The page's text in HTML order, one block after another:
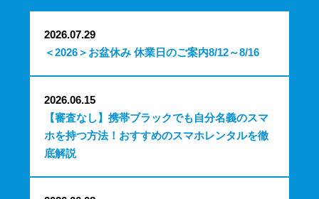
2026.07.29
＜2026＞お盆休み 休業日のご案内8/12～8/16
2026.06.15
【審査なし】携帯ブラックでも自分名義のスマ
ホを持つ方法！おすすめのスマホレンタルを徹
底解説